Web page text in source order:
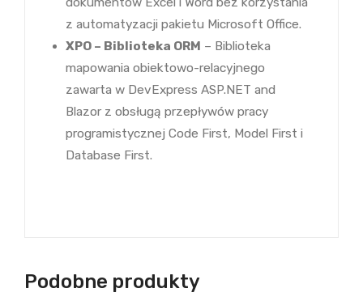
z automatyzacji pakietu Microsoft Office.
XPO – Biblioteka ORM – Biblioteka
mapowania obiektowo-relacyjnego
zawarta w DevExpress ASP.NET and
Blazor z obsługą przepływów pracy
programistycznej Code First, Model First i
Database First.
Podobne produkty